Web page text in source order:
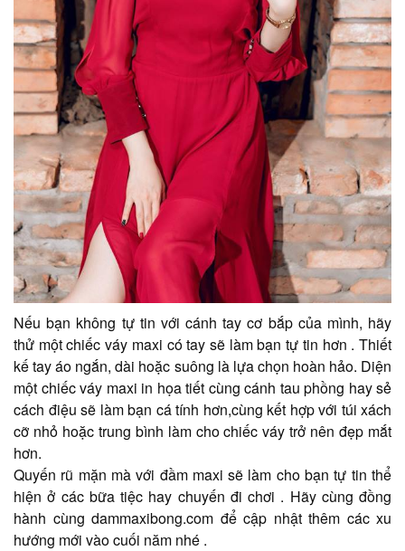
Nếu bạn không tự tin với cánh tay cơ bắp của mình, hãy
thử một chiếc váy maxi có tay sẽ làm bạn tự tin hơn . Thiết
kế tay áo ngắn, dài hoặc suông là lựa chọn hoàn hảo. Diện
một chiếc váy maxi in họa tiết cùng cánh tau phồng hay sẻ
cách điệu sẽ làm bạn cá tính hơn,cùng kết hợp với túi xách
cỡ nhỏ hoặc trung bình làm cho chiếc váy trở nên đẹp mắt
hơn.
Quyến rũ mặn mà với đầm maxi sẽ làm cho bạn tự tin thể
hiện ở các bữa tiệc hay chuyến đi chơi . Hãy cùng đồng
hành cùng dammaxibong.com để cập nhật thêm các xu
hướng mới vào cuối năm nhé .